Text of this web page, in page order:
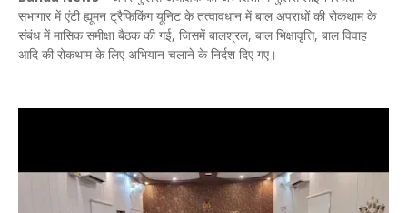
सभागार में एंटी ह्यूमन ट्रैफिकिंग यूनिट के तत्वावधान में बाल अपराधों की रोकथाम के
संबंध में मासिक समीक्षा बैठक की गई, जिसमें बालश्रल, बाल भिक्षावृत्ति, बाल विवाह
आदि की रोकथाम के लिए अभियान चलाने के निर्दश दिए गए।